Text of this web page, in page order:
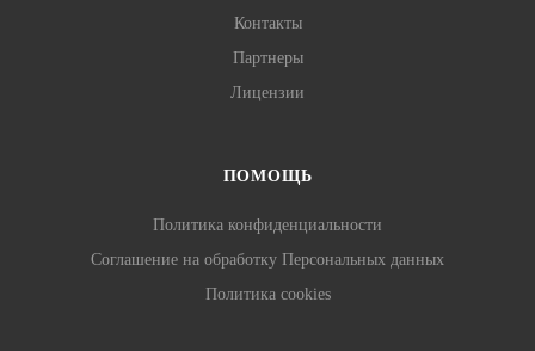
Контакты
Партнеры
Лицензии
ПОМОЩЬ
Политика конфиденциальности
Соглашение на обработку Персональных данных
Политика cookies